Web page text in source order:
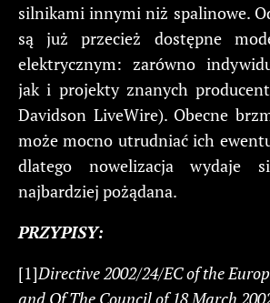
silnikami innymi niż spalinowe.
są już przecież dostępne
elektrycznym: zarówno
jak i projekty znanych
Davidson LiveWire). Obecne
może mocno utrudniać ich
dlatego nowelizacja
najbardziej pożądana.
PRZYPISY:
[1]Directive2002/24/ECofthe
and OfThe Councilof18March